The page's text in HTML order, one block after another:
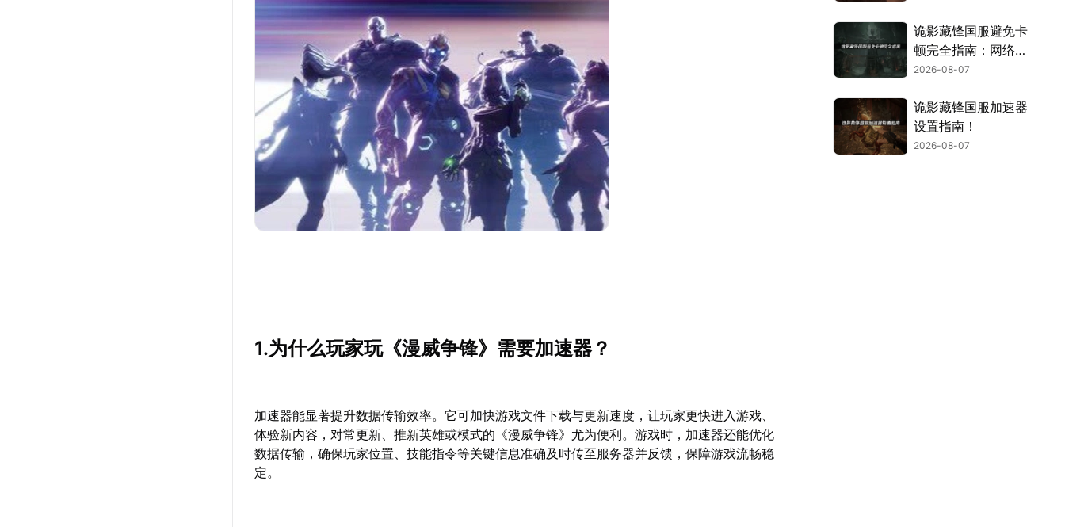
1.为什么玩家玩《漫威争锋》需要加速器？
加速器能显著提升数据传输效率。它可加快游戏文件下载与更新速度，让玩家更快进入游戏、
体验新内容，对常更新、推新英雄或模式的《漫威争锋》尤为便利。游戏时，加速器还能优化
数据传输，确保玩家位置、技能指令等关键信息准确及时传至服务器并反馈，保障游戏流畅稳
定。
诡影藏锋国服避免卡
顿完全指南：网络优
化与解决技巧！
2026-08-07
诡影藏锋国服加速器
设置指南！
2026-08-07